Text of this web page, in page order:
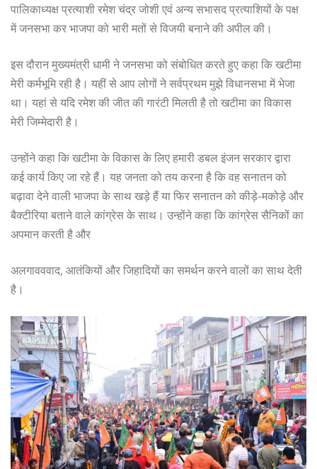
पालिकाध्यक्ष प्रत्याशी रमेश चंद्र जोशी एवं अन्य सभासद प्रत्याशियों के पक्ष
में जनसभा कर भाजपा को भारी मतों से विजयी बनाने की अपील की।
इस दौरान मुख्यमंत्री धामी ने जनसभा को संबोधित करते हुए कहा कि खटीमा
मेरी कर्मभूमि रही है। यहीं से आप लोगों ने सर्वप्रथम मुझे विधानसभा में भेजा
था। यहां से यदि रमेश की जीत की गारंटी मिलती है तो खटीमा का विकास
मेरी जिम्मेदारी है।
उन्होंने कहा कि खटीमा के विकास के लिए हमारी डबल इंजन सरकार द्वारा
कई कार्य किए जा रहे हैं। यह जनता को तय करना है कि वह सनातन को
बढ़ावा देने वाली भाजपा के साथ खड़े हैं या फिर सनातन को कीड़े-मकोड़े और
बैक्टीरिया बताने वाले कांग्रेस के साथ। उन्होंने कहा कि कांग्रेस सैनिकों का
अपमान करती है और
अलगावववाद, आतंकियों और जिहादियों का समर्थन करने वालों का साथ देती
है।